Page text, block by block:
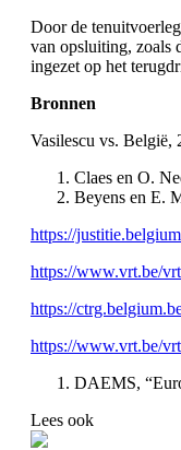
Door de
van opsluiting, zoals
ingezet op het
Bronnen
Vasilescu vs. België,
Claes en O.
Beyens en E.
https://
https://www.vrt.be/
https://
https://www.vrt.be/
DAEMS,
Lees ook